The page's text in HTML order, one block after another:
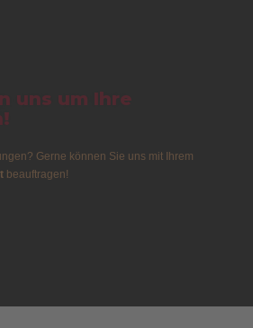
uns um Ihre
Gerne können Sie uns mit Ihrem
beauftragen!